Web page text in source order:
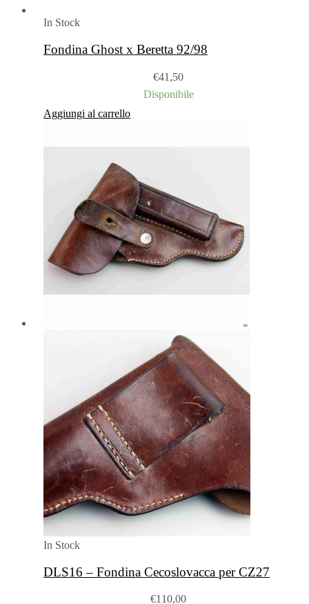
In Stock
Fondina Ghost x Beretta 92/98
€41,50
Disponibile
Aggiungi al carrello
In Stock
DLS16 – Fondina Cecoslovacca per CZ27
€110,00